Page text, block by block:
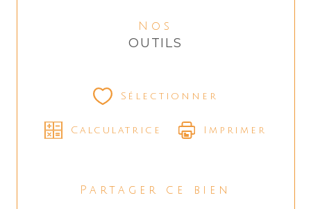
Nos
OUTILS
Sélectionner
Calculatrice Imprimer
Partager ce bien